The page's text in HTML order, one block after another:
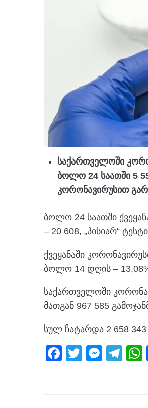
საქართველოში
ბოლო 24 საათში 5
კორონავირუსით
ბოლო 24 საათში
– 20 608, „პისიარ“
ქვეყანაში
ბოლო 14 დღის –
საქართველოში
მათგან 967 585
სულ ჩატარდა 2 658
F
T
M
T